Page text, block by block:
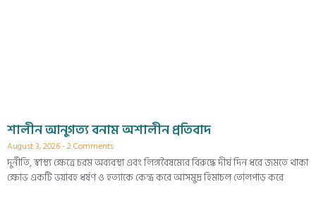
শালীন আনুগত্য বনাম অশালীন প্রতিবাদ
August 3, 2026 2 Comments
দুর্নীতি, স্বাস্থ্য ক্ষেত্রে চরম অব্যবস্থা এবং লিঙ্গবৈষম্যের বিরুদ্ধে দীর্ঘ দিন ধরে জমতে থাকা
ক্ষোভ একটি ভয়াবহ ধর্ষণ ও হত্যাকে কেন্দ্র করে আসমুদ্র হিমাচল তোলপাড় করে